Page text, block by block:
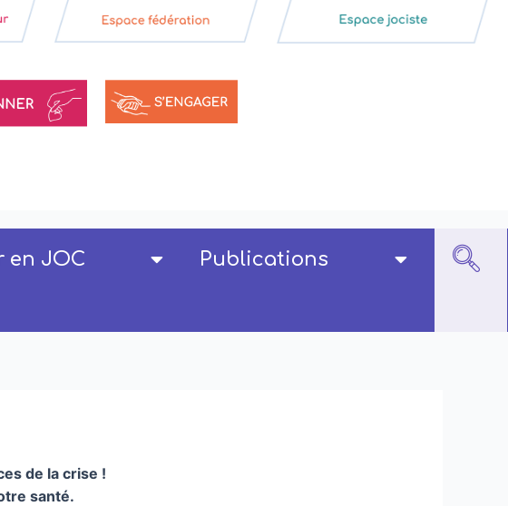
en JOC
Publications
de la crise !
santé.